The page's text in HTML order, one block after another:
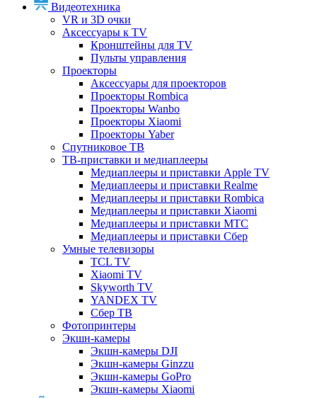
Видеотехника
VR и 3D очки
Аксессуары к TV
Кронштейны для TV
Пульты управления
Проекторы
Аксессуары для проекторов
Проекторы Rombica
Проекторы Wanbo
Проекторы Xiaomi
Проекторы Yaber
Спутниковое ТВ
ТВ-приставки и медиаплееры
Медиаплееры и приставки Apple TV
Медиаплееры и приставки Realme
Медиаплееры и приставки Rombica
Медиаплееры и приставки Xiaomi
Медиаплееры и приставки МТС
Медиаплееры и приставки Сбер
Умные телевизоры
TCL TV
Xiaomi TV
Skyworth TV
YANDEX TV
Сбер ТВ
Фотопринтеры
Экшн-камеры
Экшн-камеры DJI
Экшн-камеры Ginzzu
Экшн-камеры GoPro
Экшн-камеры Xiaomi